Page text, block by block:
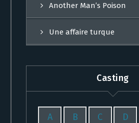
Another Man’s Poison
Une affaire turque
Casting
A B C D